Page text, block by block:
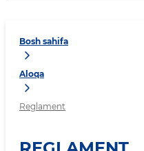
Bosh sahifa
Aloqa
Reglament